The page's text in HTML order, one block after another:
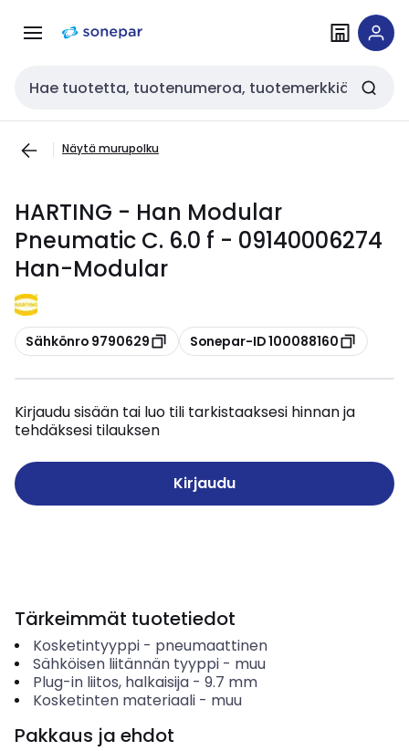
navigointiinsisältöön
Haku
Näytä murupolku
HARTING - Han Modular
Pneumatic C. 6.0 f - 09140006274
Han-Modular
Kopioi
Sähkönro 9790629 Kopioi
Sonepar-ID 100088160
Kirjaudu sisään tai luo tili tarkistaaksesi hinnan ja
tehdäksesi tilauksen
Kirjaudu
Tärkeimmät tuotetiedot
Kosketintyyppi- pneumaattinen
Sähköisen liitännän tyyppi- muu
Plug-in liitos, halkaisija- 9.7 mm
Kosketinten materiaali- muu
Pakkaus ja ehdot